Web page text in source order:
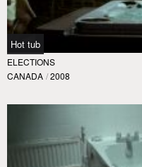
Hot tub
ELECTIONS
CANADA / 2008